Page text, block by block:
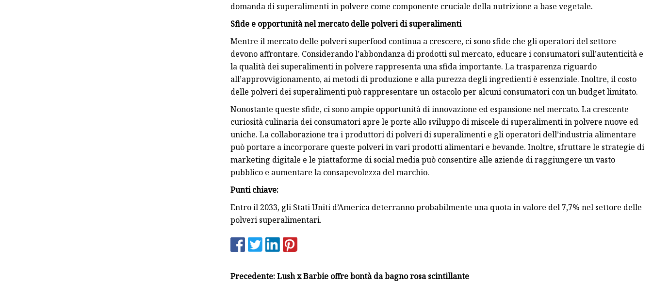
domanda di superalimenti in polvere come componente cruciale della nutrizione a base vegetale.
Sfide e opportunità nel mercato delle polveri di superalimenti
Mentre il mercato delle polveri superfood continua a crescere, ci sono sfide che gli operatori del settore
devono affrontare. Considerando l’abbondanza di prodotti sul mercato, educare i consumatori sull’autenticità e
la qualità dei superalimenti in polvere rappresenta una sfida importante. La trasparenza riguardo
all’approvvigionamento, ai metodi di produzione e alla purezza degli ingredienti è essenziale. Inoltre, il costo
delle polveri dei superalimenti può rappresentare un ostacolo per alcuni consumatori con un budget limitato.
Nonostante queste sfide, ci sono ampie opportunità di innovazione ed espansione nel mercato. La crescente
curiosità culinaria dei consumatori apre le porte allo sviluppo di miscele di superalimenti in polvere nuove ed
uniche. La collaborazione tra i produttori di polveri di superalimenti e gli operatori dell’industria alimentare
può portare a incorporare queste polveri in vari prodotti alimentari e bevande. Inoltre, sfruttare le strategie di
marketing digitale e le piattaforme di social media può consentire alle aziende di raggiungere un vasto
pubblico e aumentare la consapevolezza del marchio.
Punti chiave:
Entro il 2033, gli Stati Uniti d’America deterranno probabilmente una quota in valore del 7,7% nel settore delle
polveri superalimentari.
Precedente: Lush x Barbie offre bontà da bagno rosa scintillante